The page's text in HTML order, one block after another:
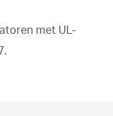
met UL-